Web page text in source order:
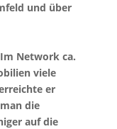
und über
Network ca.
viele
er
die
auf die